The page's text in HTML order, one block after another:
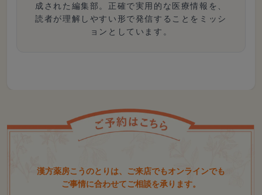
成された編集部。正確で実用的な医療情報を、
読者が理解しやすい形で発信することをミッシ
ョンとしています。
漢方薬房こうのとりは、ご来店でもオンラインでも
ご事情に合わせてご相談を承ります。